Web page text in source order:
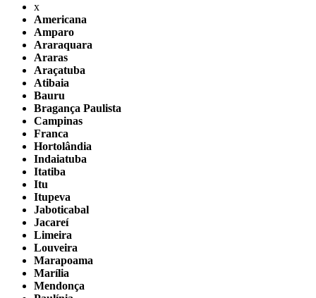
x
Americana
Amparo
Araraquara
Araras
Araçatuba
Atibaia
Bauru
Bragança Paulista
Campinas
Franca
Hortolândia
Indaiatuba
Itatiba
Itu
Itupeva
Jaboticabal
Jacareí
Limeira
Louveira
Marapoama
Marília
Mendonça